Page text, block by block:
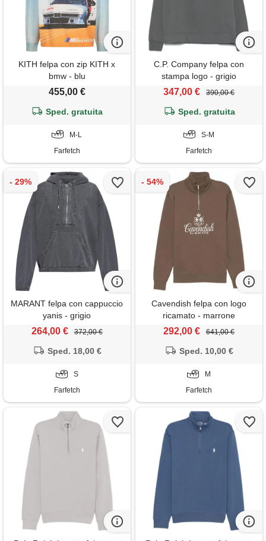
KITH felpa con zip KITH x
bmw - blu
455,00 €
Sped. gratuita
M-L
Farfetch
C.P. Company felpa con
stampa logo - grigio
347,00 € 390,00 €
Sped. gratuita
S-M
Farfetch
MARANT felpa con cappuccio
yanis - grigio
264,00 € 372,00 €
Sped. 18,00 €
S
Farfetch
Cavendish felpa con logo
ricamato - marrone
292,00 € 641,00 €
Sped. 10,00 €
M
Farfetch